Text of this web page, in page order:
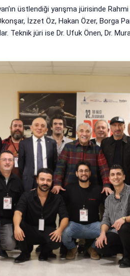
üstlendiği yarışma jürisinde
İzzet Öz, Hakan Özer, Borga
Teknik jüri ise Dr. Ufuk Önen, Dr.